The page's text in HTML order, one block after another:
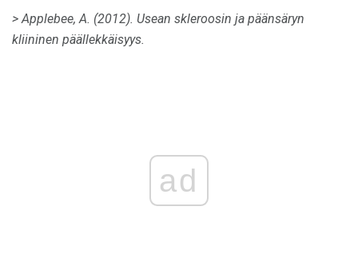
> Applebee, A. (2012). Usean skleroosin ja päänsäryn
kliininen päällekkäisyys.
ad